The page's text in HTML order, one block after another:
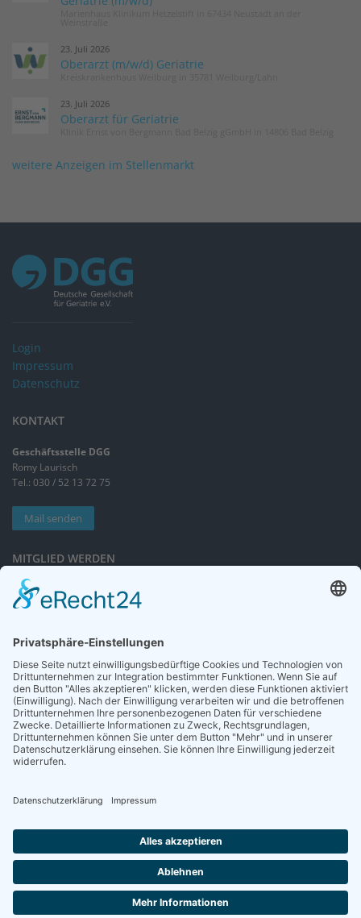
23. Juli 2026
Oberarzt (m/w/d) Geriatrie
23. Juli 2026
Oberarzt für Geriatrie
weitere Anzeigen im Stellenmarkt
Login
Impressum
Datenschutz
KONTAKT
Geschäftsstelle DGG
Romy Laurisch
Tel.: 030 / 52 13 72 75
Mail senden
MITGLIED WERDEN
Sieben gute Gründe
für Ihre Mitgliedschaft
NEWSLETTER
Neuigkeiten rund um die Geriatrie und die DGG – regelmäßig in Ihrem
Postfach.
Die Zeitschrift für Gerontologie und Geriatrie informiert über Neues aus
unserem Fach.